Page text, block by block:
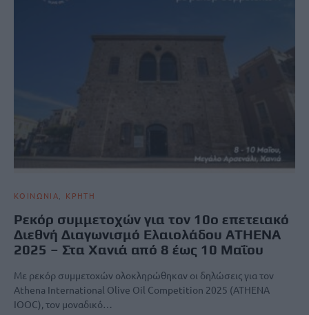
ΚΟΙΝΩΝΙΑ ΚΡΗΤΗ
Ρεκόρ συμμετοχών για τον 10ο επετειακό
Διεθνή Διαγωνισμό Ελαιολάδου ATHENA
2025 – Στα Χανιά από 8 έως 10 Μαΐου
Με ρεκόρ συμμετοχών ολοκληρώθηκαν οι δηλώσεις για τον
Athena International Olive Oil Competition 2025 (ATHENA
IOOC), τον μοναδικό…